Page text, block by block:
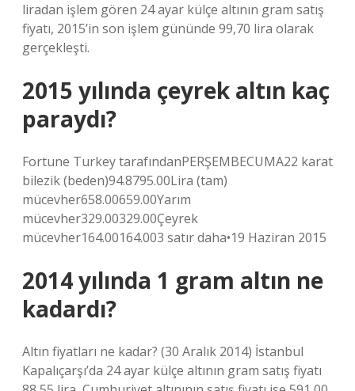
liradan işlem gören 24 ayar külçe altının gram satış
fiyatı, 2015’in son işlem gününde 99,70 lira olarak
gerçekleşti.
2015 yılında çeyrek altın kaç
paraydı?
Fortune Turkey tarafındanPERŞEMBECUMA22 karat
bilezik (beden)94.8795.00Lira (tam)
mücevher658.00659.00Yarım
mücevher329.00329.00Çeyrek
mücevher164.00164.003 satır daha•19 Haziran 2015
2014 yılında 1 gram altın ne
kadardı?
Altın fiyatları ne kadar? (30 Aralık 2014) İstanbul
Kapalıçarşı’da 24 ayar külçe altının gram satış fiyatı